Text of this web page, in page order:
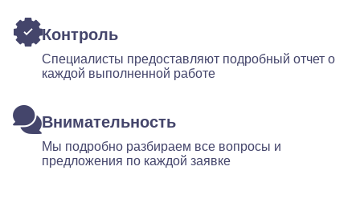
Контроль
Специалисты предоставляют подробный отчет о
каждой выполненной работе
Внимательность
Мы подробно разбираем все вопросы и
предложения по каждой заявке